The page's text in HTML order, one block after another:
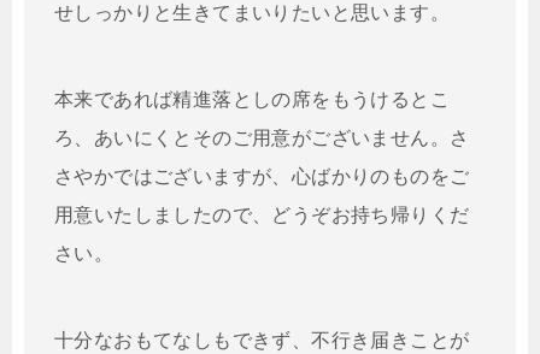
せしっかりと生きてまいりたいと思います。
本来であれば精進落としの席をもうけるとこ
ろ、あいにくとそのご用意がございません。さ
さやかではございますが、心ばかりのものをご
用意いたしましたので、どうぞお持ち帰りくだ
さい。
十分なおもてなしもできず、不行き届きことが